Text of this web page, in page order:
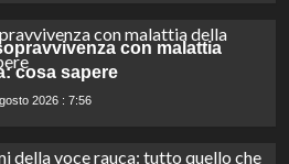
con malattia
cosa sapere
2026 : 7:56